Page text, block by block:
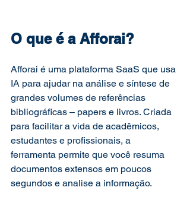
O que é a Afforai?
Afforai é uma plataforma SaaS que usa
IA para ajudar na análise e síntese de
grandes volumes de referências
bibliográficas – papers e livros. Criada
para facilitar a vida de acadêmicos,
estudantes e profissionais, a
ferramenta permite que você resuma
documentos extensos em poucos
segundos e analise a informação.